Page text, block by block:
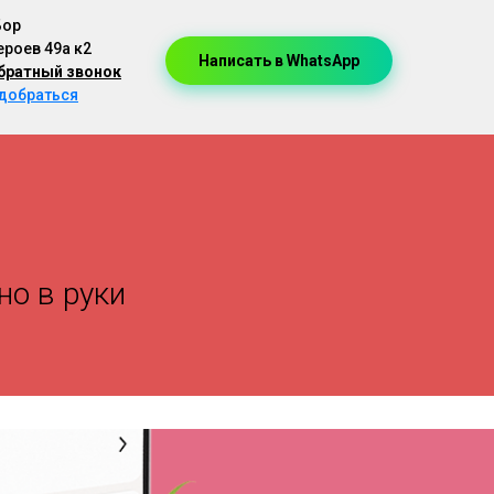
49а к2
звонок
Написать в WhatsApp
в руки